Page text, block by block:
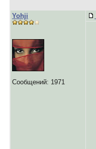
Yohji
Сообщений: 1971